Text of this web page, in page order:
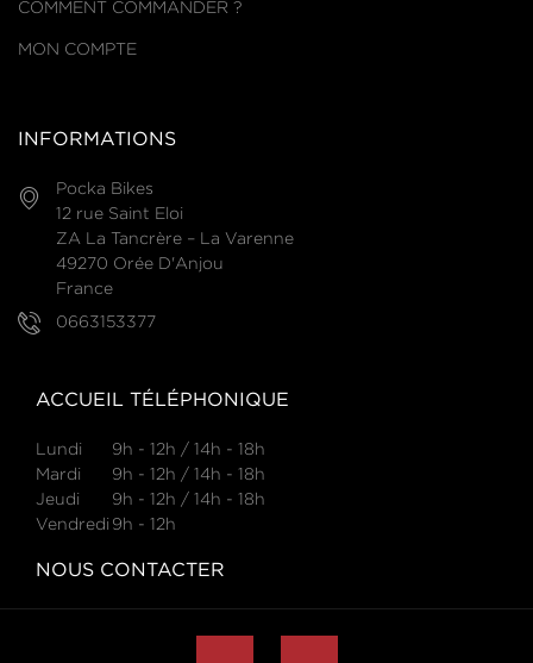
COMMENT COMMANDER ?
MON COMPTE
INFORMATIONS
Pocka Bikes
12 rue Saint Eloi
ZA La Tancrère – La Varenne
49270 Orée D'Anjou
France
0663153377
ACCUEIL TÉLÉPHONIQUE
Lundi
9h - 12h / 14h - 18h
Mardi
9h - 12h / 14h - 18h
Jeudi
9h - 12h / 14h - 18h
Vendredi 9h - 12h
NOUS CONTACTER